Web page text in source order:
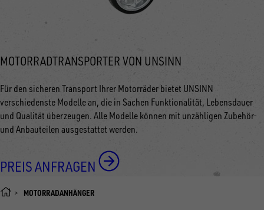
MOTORRADTRANSPORTER VON UNSINN
Für den sicheren Transport Ihrer Motorräder bietet UNSINN
verschiedenste Modelle an, die in Sachen Funktionalität, Lebensdauer
und Qualität überzeugen. Alle Modelle können mit unzähligen Zubehör-
und Anbauteilen ausgestattet werden.
PREIS ANFRAGEN
MOTORRADANHÄNGER